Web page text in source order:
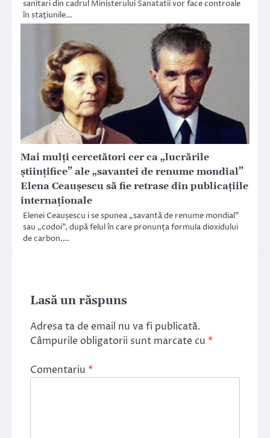
sanitari din cadrul Ministerului Sanatatii vor face controale
în staţiunile…
Mai mulți cercetători cer ca „lucrările
științifice” ale „savantei de renume mondial”
Elena Ceaușescu să fie retrase din publicațiile
internaționale
Elenei Ceaușescu i se spunea „savantă de renume mondial”
sau „codoi”, după felul în care pronunța formula dioxidului
de carbon.…
Lasă un răspuns
Adresa ta de email nu va fi publicată.
Câmpurile obligatorii sunt marcate cu *
Comentariu *